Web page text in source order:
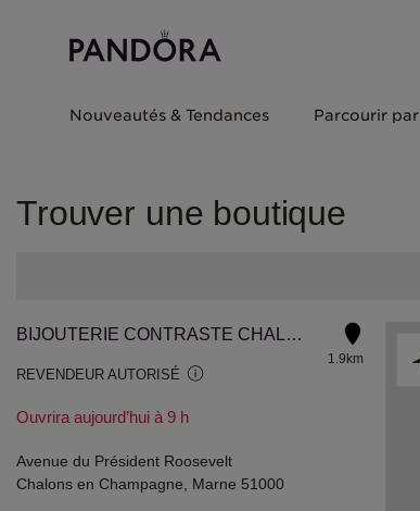
Nouveautés & Tendances Parcourir par
Trouver une boutique
BIJOUTERIE CONTRASTE CHALON
REVENDEUR AUTORISÉ
Ouvrira aujourd’hui à 9 h
1.9km
Avenue du Président Roosevelt
Chalons en Champagne, Marne 51000